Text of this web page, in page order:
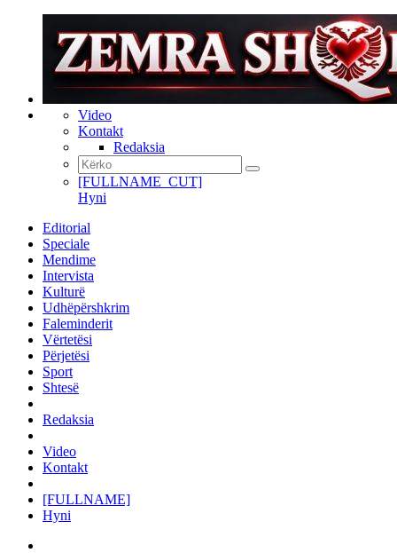
Video
Kontakt
Redaksia
[FULLNAME_CUT]
Hyni
Editorial
Speciale
Mendime
Intervista
Kulturë
Udhëpërshkrim
Faleminderit
Vërtetësi
Përjetësi
Sport
Shtesë
Redaksia
Video
Kontakt
[FULLNAME]
Hyni